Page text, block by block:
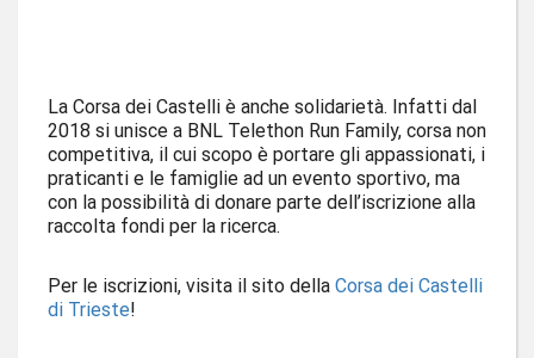
La Corsa dei Castelli è anche solidarietà. Infatti dal
2018 si unisce a BNL Telethon Run Family, corsa non
competitiva, il cui scopo è portare gli appassionati, i
praticanti e le famiglie ad un evento sportivo, ma
con la possibilità di donare parte dell’iscrizione alla
raccolta fondi per la ricerca.
Per le iscrizioni, visita il sito della Corsa dei Castelli
di Trieste!